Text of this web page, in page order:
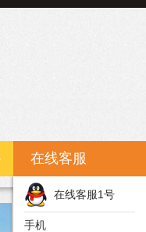
系我们
在线客服
在线客服1号
手机